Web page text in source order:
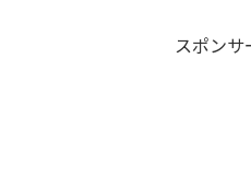
スポンサ